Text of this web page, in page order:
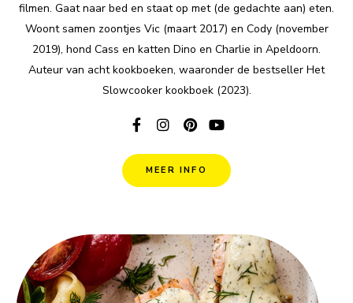
filmen. Gaat naar bed en staat op met (de gedachte aan) eten.
Woont samen zoontjes Vic (maart 2017) en Cody (november
2019), hond Cass en katten Dino en Charlie in Apeldoorn.
Auteur van acht kookboeken, waaronder de bestseller Het
Slowcooker kookboek (2023).
MEER INFO